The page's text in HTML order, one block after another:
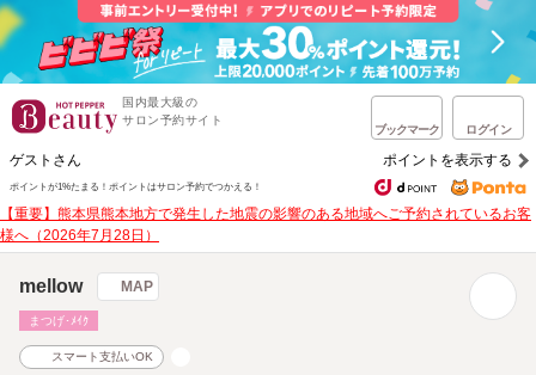
国内最大級の
サロン予約サイト
ブックマーク ログイン
ゲストさん ポイントを表示する
ポイントが1%たまる！ ポイントはサロン予約でつかえる！
【重要】熊本県熊本地方で発生した地震の影響のある地域へご予約されているお客
様へ（2026年7月28日）
mellow MAP
まつげ･ﾒｲｸ
スマート支払いOK